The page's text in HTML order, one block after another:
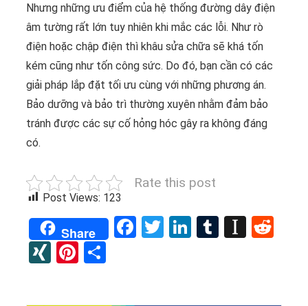
Nhưng những ưu điểm của hệ thống đường dây điện
âm tường rất lớn tuy nhiên khi mắc các lỗi. Như rò
điện hoặc chập điện thì khâu sửa chữa sẽ khá tốn
kém cũng như tốn công sức. Do đó, bạn cần có các
giải pháp lắp đặt tối ưu cùng với những phương án.
Bảo dưỡng và bảo trì thường xuyên nhằm đảm bảo
tránh được các sự cố hỏng hóc gây ra không đáng
có.
Rate this post
Post Views: 123
Share Facebook
TwitterLinkedIn
Tumblr
XINGPinterest